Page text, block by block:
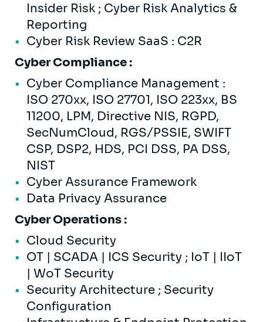
Insider Risk ; Cyber Risk Analytics &
Reporting
Cyber Risk Review SaaS : C2R
Cyber Compliance :
Cyber Compliance Management :
ISO 270xx, ISO 27701, ISO 223xx, BS
11200, LPM, Directive NIS, RGPD,
SecNumCloud, RGS/PSSIE, SWIFT
CSP, DSP2, HDS, PCI DSS, PA DSS,
NIST
Cyber Assurance Framework
Data Privacy Assurance
Cyber Operations :
Cloud Security
OT | SCADA | ICS Security ; IoT | IIoT
| WoT Security
Security Architecture ; Security
Configuration